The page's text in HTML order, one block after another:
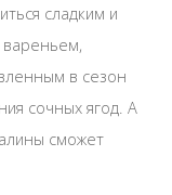
сладким и
в сезон
сочных ягод. А
сможет